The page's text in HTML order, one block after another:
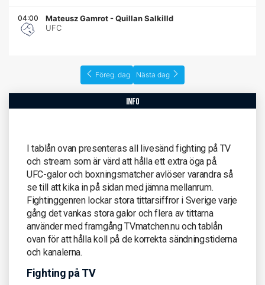
04:00 Mateusz Gamrot -Quillan Salkilld
UFC
Föreg. dag Nästa dag
info
I tablån ovan presenteras all livesänd fighting på TV
och stream som är värd att hålla ett extra öga på.
UFC-galor och boxningsmatcher avlöser varandra så
se till att kika in på sidan med jämna mellanrum.
Fightinggenren lockar stora tittarsiffror i Sverige varje
gång det vankas stora galor och flera av tittarna
använder med framgång TVmatchen.nu och tablån
ovan för att hålla koll på de korrekta sändningstiderna
och kanalerna.
Fighting på TV